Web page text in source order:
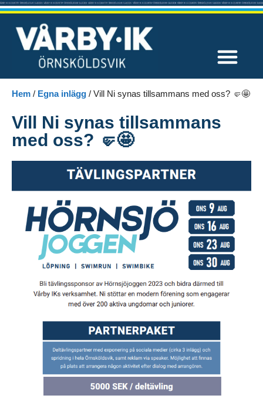
Hem / Egna inlägg / Vill Ni synas tillsammans med oss? 🤛🤩
Vill Ni synas tillsammans
med oss? 🤛🤩